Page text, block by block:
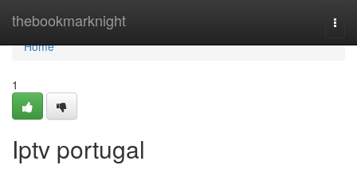
thebookmarknight
Home
Home
1
Iptv portugal